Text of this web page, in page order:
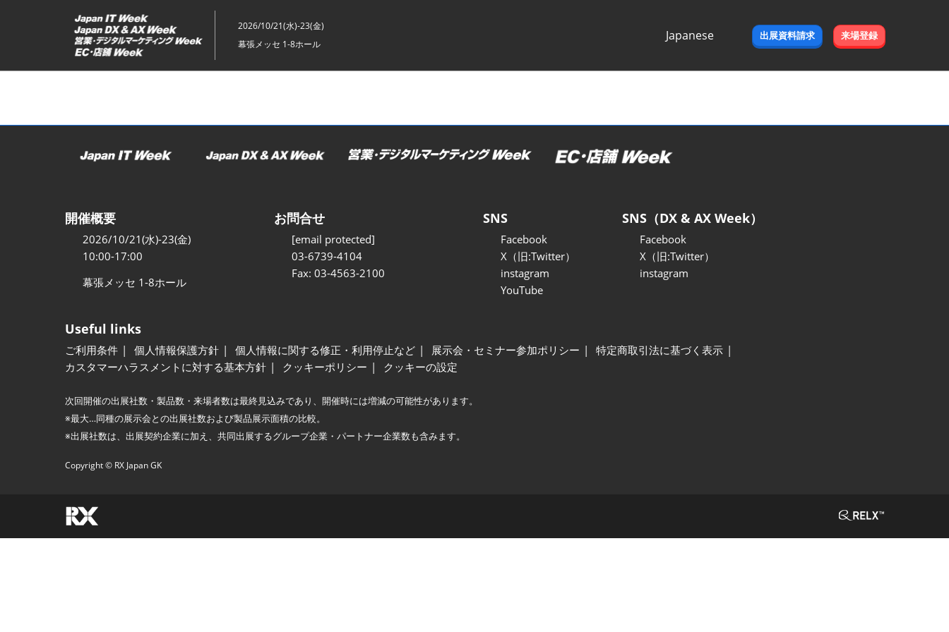
ッ
2026/10/21(水)-23(金)
幕張メッセ 1-8ホール
Japanese
出展資料請求 来場登録
開催概要
2026/10/21(水)-23(金)
10:00-17:00
幕張メッセ 1-8ホール
お問合せ
[email protected]
03-6739-4104
Fax: 03-4563-2100
SNS
Facebook
X（旧:Twitter）
instagram
YouTube
SNS（DX & AX Week）
Facebook
X（旧:Twitter）
instagram
Useful links
ご利用条件 個人情報保護方針 個人情報に関する修正・利用停止など 展示会・セミナー参加ポリシー
特定商取引法に基づく表示
カスタマーハラスメントに対する基本方針
クッキーポリシー クッキーの設定
次回開催の出展社数・製品数・来場者数は最終見込みであり、開催時には増減の可能性があります。
※最大…同種の展示会との出展社数および製品展示面積の比較。
※出展社数は、出展契約企業に加え、共同出展するグループ企業・パートナー企業数も含みます。
Copyright © RX Japan GK